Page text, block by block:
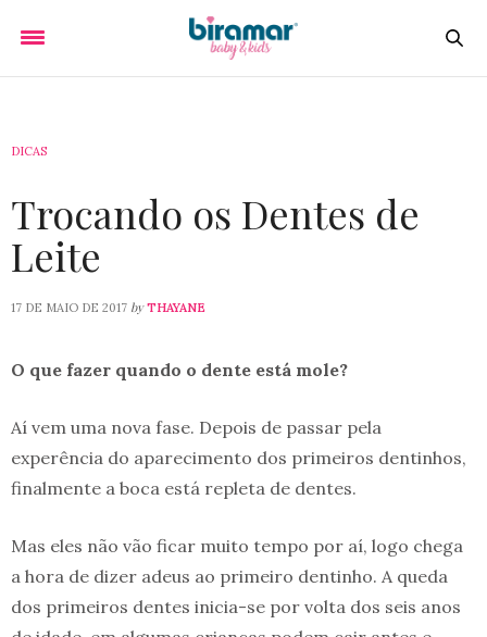
DICAS
Trocando os Dentes de
Leite
17 DE MAIO DE 2017 by THAYANE
O que fazer quando o dente está mole?
Aí vem uma nova fase. Depois de passar pela
experência do aparecimento dos primeiros dentinhos,
finalmente a boca está repleta de dentes.
Mas eles não vão ficar muito tempo por aí, logo chega
a hora de dizer adeus ao primeiro dentinho. A queda
dos primeiros dentes inicia-se por volta dos seis anos